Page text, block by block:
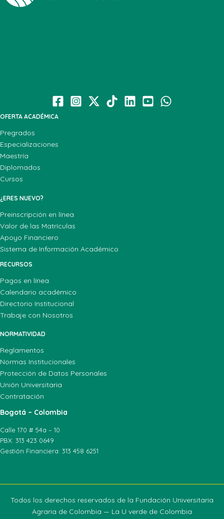
OFERTA ACADÉMICA
Pregrados
Especializaciones
Maestría
Diplomados
Cursos
¿ERES NUEVO?
Preinscripción en línea
Valor de las Matrículas
Apoyo Financiero
Sistema de Información Académico
RECURSOS
Pagos en línea
Calendario académico
Directorio Institucional
Trabaje con Nosotros
NORMATIVIDAD
Reglamentos
Normas Institucionales
Protección de Datos Personales
Unión Universitaria
Contratación
Bogotá – Colombia
Calle 170 # 54a – 10
PBX: 313 423 0649
Gestión Financiera: 313 458 6251
Todos los derechos reservados de la Fundación Universitaria
Agraria de Colombia — La U verde de Colombia